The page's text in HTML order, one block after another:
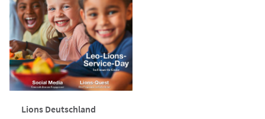
Lions Deutschland